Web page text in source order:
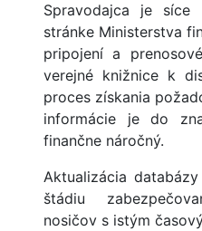
Spravodajca je síce
stránke Ministerstva
pripojení a
verejné knižnice k
proces získania
informácie je do
finančne náročný.
Aktualizácia
štádiu
nosičov s istým